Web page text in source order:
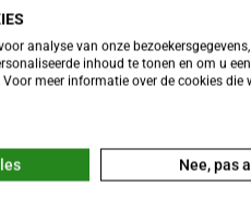
glans en gladheid door
verzorging door de
Lees meer
analyse van onze
inhoud te tonen en om u
meer informatie over de cookies die
Nee, pas